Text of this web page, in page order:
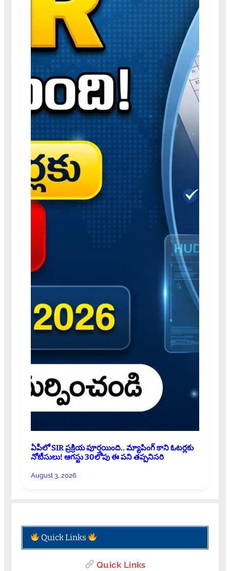
ఏపీలో SIR ప్రక్రియ పూర్తయింది.. మ్యాపింగ్ కాని ఓటర్లకు
నోటీసులు! ఆగస్టు 30లోపు ఈ పని తప్పనిసరి
August 3, 2026
Quick Links
Quick Links